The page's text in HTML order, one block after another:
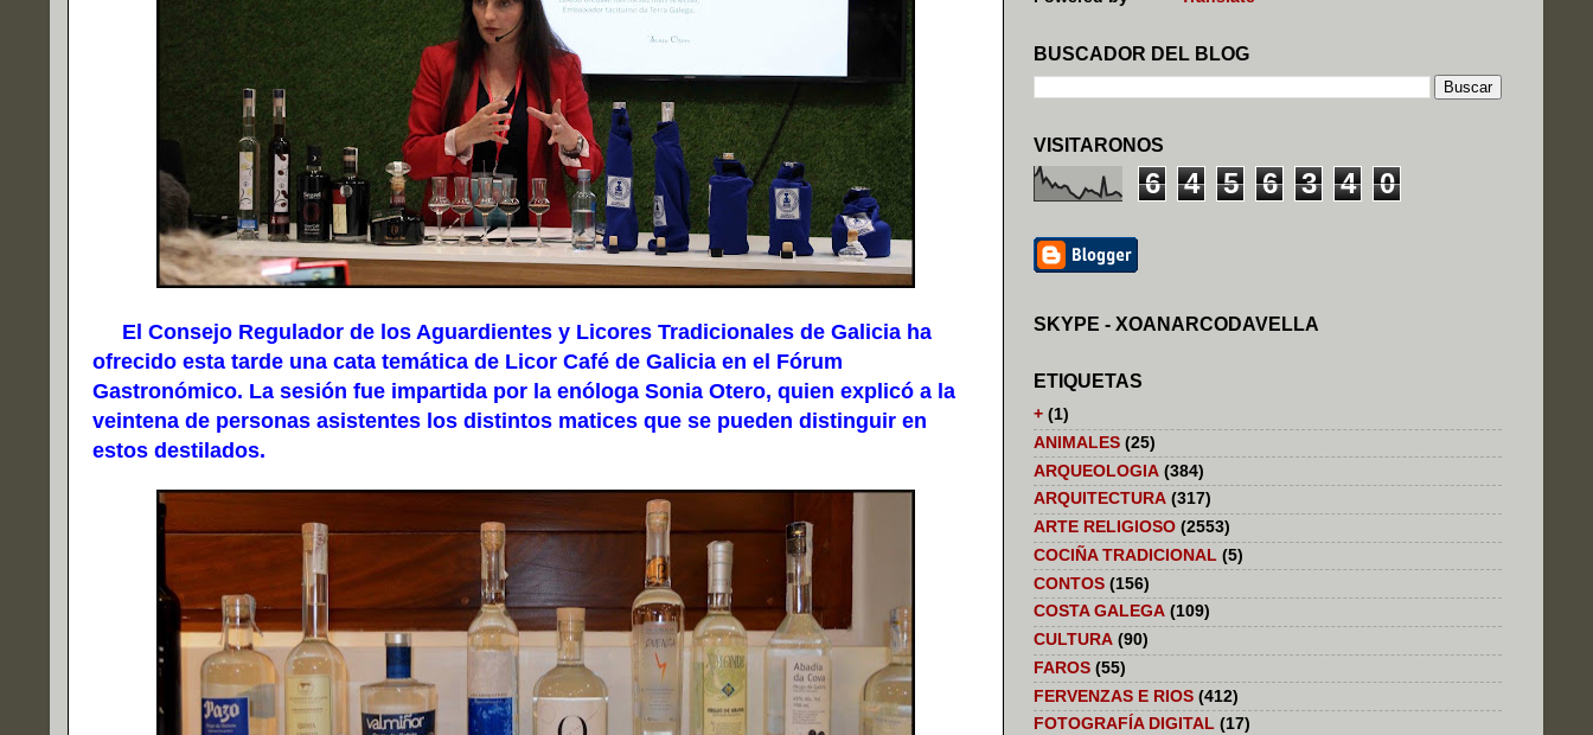
El Consejo Regulador de los Aguardientes y Licores Tradicionales de Galicia ha
ofrecido esta tarde una cata temática de Licor Café de Galicia en el Fórum
Gastronómico. La sesión fue impartida por la enóloga Sonia Otero, quien explicó a la
veintena de personas asistentes los distintos matices que se pueden distinguir en
estos destilados.
BUSCADOR DEL BLOG
VISITARONOS
6 4 5 6 3 4 0
SKYPE - XOANARCODAVELLA
ETIQUETAS
+ (1)
ANIMALES (25)
ARQUEOLOGIA (384)
ARQUITECTURA (317)
ARTE RELIGIOSO (2553)
COCIÑA TRADICIONAL (5)
CONTOS (156)
COSTA GALEGA (109)
CULTURA (90)
FAROS (55)
FERVENZAS E RIOS (412)
FOTOGRAFÍA DIGITAL (17)